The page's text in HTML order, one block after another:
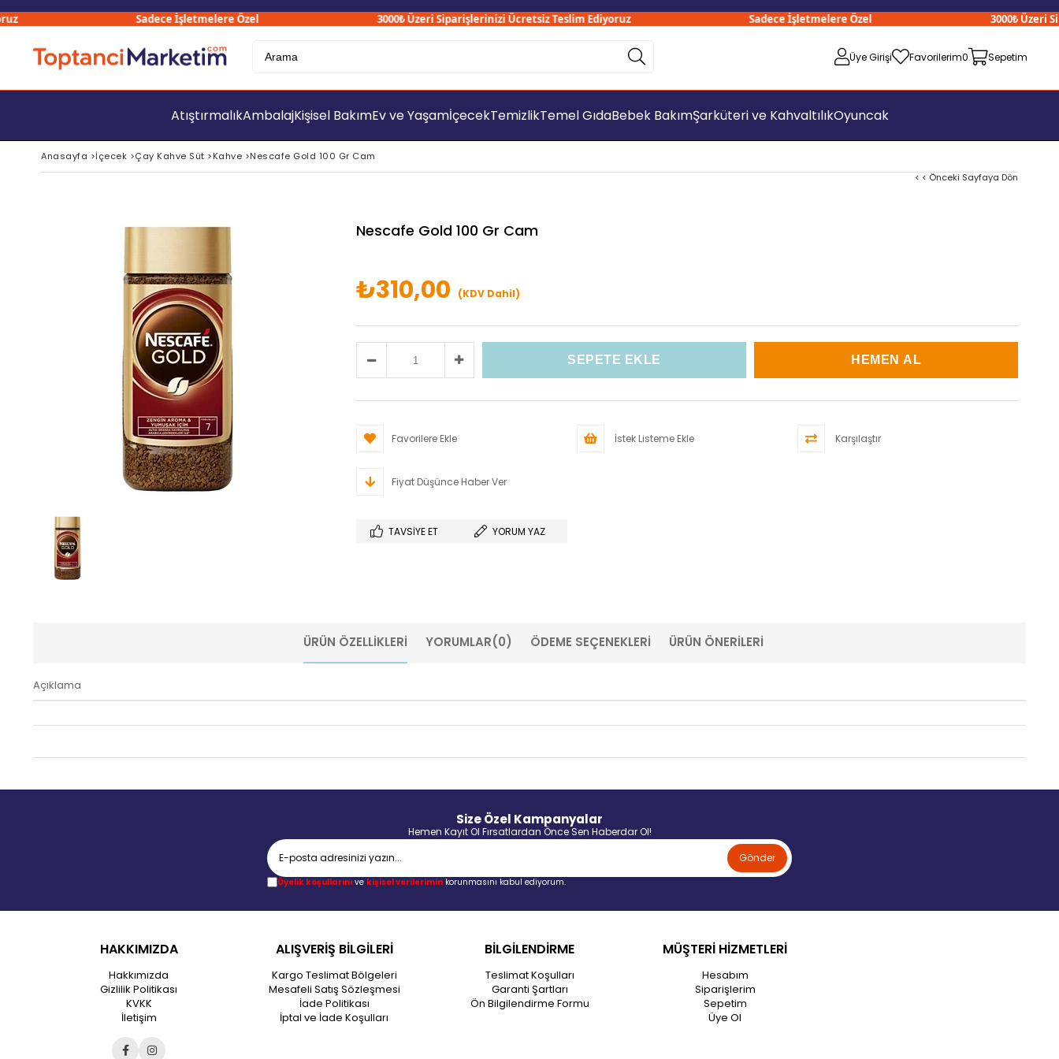
Sadece İşletmelere Özel 3000₺ Üzeri Siparişlerinizi Ücretsiz Teslim Ediyoruz Sadece İşletmelere Özel 3000₺ Üzeri
Üye Girişi Favorilerim0 Sepetim
AtıştırmalıkAmbalajKişisel BakımEv ve YaşamİçecekTemizlikTemel GıdaBebek BakımŞarküteri ve KahvaltılıkOyuncak
Anasayfa >İçecek >Çay Kahve Süt >Kahve >Nescafe Gold 100 Gr Cam
< < Önceki Sayfaya Dön
Nescafe Gold 100 Gr Cam
₺310,00 (KDV Dahil)
Favorilere Ekle İstek Listeme Ekle Karşılaştır
Fiyat Düşünce Haber Ver
TAVSIYE ET YORUM YAZ
ÜRÜN ÖZELLIKLERI YORUMLAR(0) ÖDEME SEÇENEKLERI ÜRÜN ÖNERILERI
Açıklama
Size Özel Kampanyalar
Hemen Kayıt Ol Fırsatlardan Önce Sen Haberdar Ol!
Gönder
Üyelik koşullarınıve kişisel verileriminkorunmasını kabul ediyorum.
HAKKIMIZDA
Hakkımızda
Gizlilik Politikası
KVKK
İletişim
ALIŞVERİŞ BİLGİLERİ
Kargo Teslimat Bölgeleri
Mesafeli Satış Sözleşmesi
İade Politikası
İptal ve İade Koşulları
BİLGİLENDİRME
Teslimat Koşulları
Garanti Şartları
Ön Bilgilendirme Formu
MÜŞTERİ HİZMETLERİ
Hesabım
Siparişlerim
Sepetim
Üye Ol